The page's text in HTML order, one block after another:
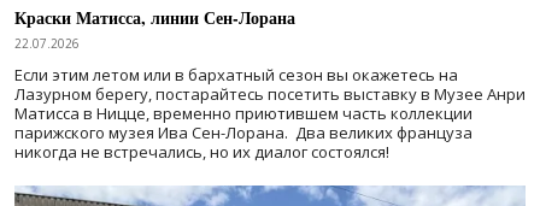
Краски Матисса, линии Сен-Лорана
22.07.2026
Если этим летом или в бархатный сезон вы окажетесь на
Лазурном берегу, постарайтесь посетить выставку в Музее Анри
Матисса в Ницце, временно приютившем часть коллекции
парижского музея Ива Сен-Лорана. Два великих француза
никогда не встречались, но их диалог состоялся!